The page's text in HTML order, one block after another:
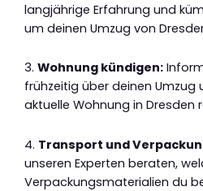
langjährige Erfahrung und
um deinen Umzug von
3. Wohnung kündigen:
frühzeitig über deinen Umzug
aktuelle Wohnung in Dresden
4. Transport und
unseren Experten beraten,
Verpackungsmaterialien du